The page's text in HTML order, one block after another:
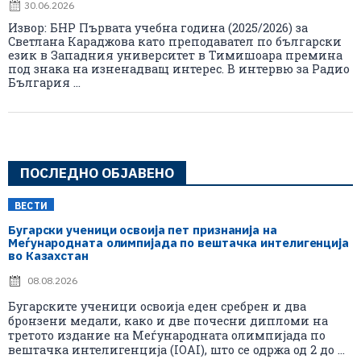
30.06.2026
Извор: БНР Първата учебна година (2025/2026) за
Светлана Караджова като преподавател по български
език в Западния университет в Тимишоара премина
под знака на изненадващ интерес. В интервю за Радио
България ...
ПОСЛЕДНО ОБЈАВЕНО
ВЕСТИ
Бугарски ученици освоија пет признанија на
Меѓународната олимпијада по вештачка интелигенција
во Казахстан
08.08.2026
Бугарските ученици освоија еден сребрен и два
бронзени медали, како и две почесни дипломи на
третото издание на Меѓународната олимпијада по
вештачка интелигенција (IOAI), што се одржа од 2 до ...